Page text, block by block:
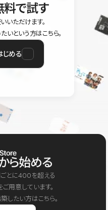
料で試す
いただけます。
いという方はこちら。
じめる
ら始める
とに400を超える
用意しています。
したい方はこちら。